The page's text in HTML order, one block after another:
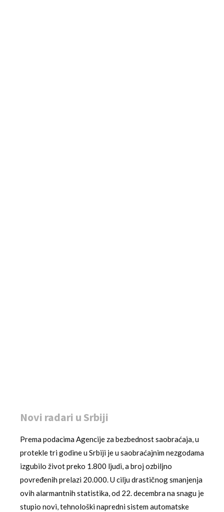
Novi radari u Srbiji
Prema podacima Agencije za bezbednost saobraćaja, u
protekle tri godine u Srbiji je u saobraćajnim nezgodama
izgubilo život preko 1.800 ljudi, a broj ozbiljno
povređenih prelazi 20.000. U cilju drastičnog smanjenja
ovih alarmantnih statistika, od 22. decembra na snagu je
stupio novi, tehnološki napredni sistem automatske